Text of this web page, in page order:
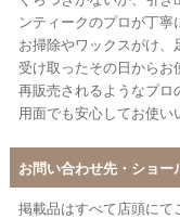
ンティークのプロが丁寧
お掃除やワックスがけ、
受け取ったその日からお
再販売されるようなプロ
用面でも安心してお使い
お問い合わせ先・ショー
掲載品はすべて店頭にて